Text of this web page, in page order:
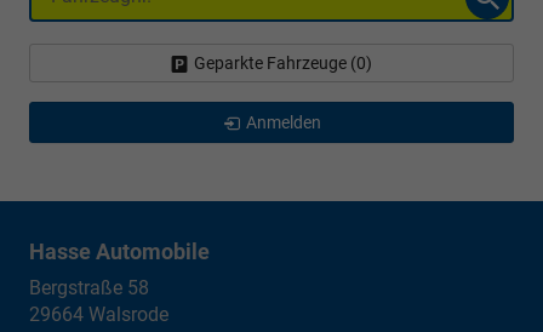
Geparkte Fahrzeuge (0)
Anmelden
Hasse Automobile
Bergstraße 58
29664 Walsrode